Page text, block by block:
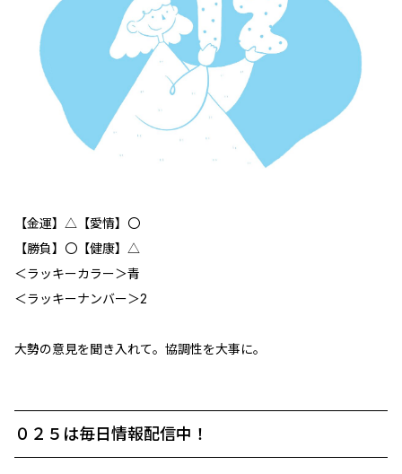
【金運】△【愛情】〇
【勝負】〇【健康】△
＜ラッキーカラー＞青
＜ラッキーナンバー＞2
大勢の意見を聞き入れて。協調性を大事に。
０２５は毎日情報配信中！